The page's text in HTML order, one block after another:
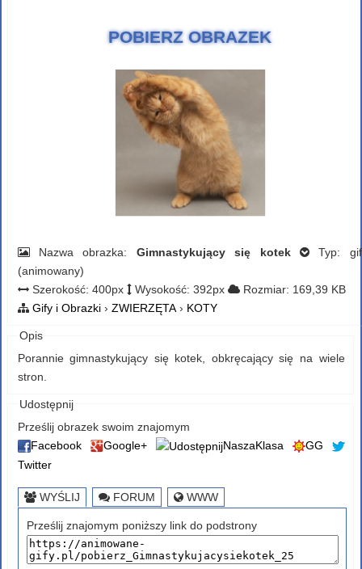
POBIERZ OBRAZEK
Nazwa obrazka: Gimnastykujący się kotek
Typ: gif
(animowany)
Szerokość: 400px Wysokość: 392px
Rozmiar: 169,39 KB
Gify i Obrazki› ZWIERZĘTA › KOTY
Opis
Porannie gimnastykujący się kotek, obkręcający się na wiele
stron.
Udostępnij
Prześlij obrazek swoim znajomym
Facebook
Google+ NaszaKlasa
GG
Twitter
WYŚLIJ FORUM WWW
Prześlij znajomym poniższy link do podstrony